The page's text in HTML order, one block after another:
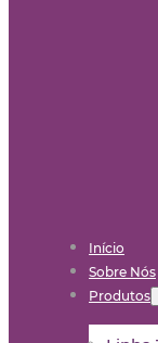
Início
Sobre Nós
Produtos